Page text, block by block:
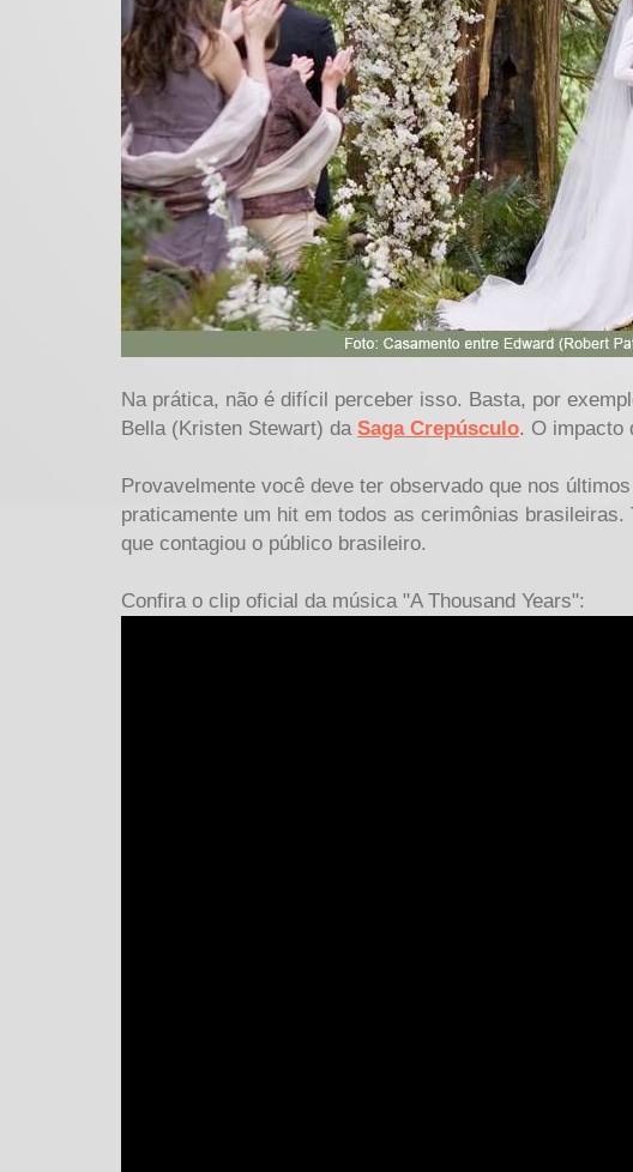
Na prática, não é difícil perceber isso. Basta, por
Bella (Kristen Stewart) da Saga Crepúsculo. O impacto
Provavelmente você deve ter observado que nos
praticamente um hit em todos as cerimônias
que contagiou o público brasileiro.
Confira o clip oficial da música "A Thousand Years":